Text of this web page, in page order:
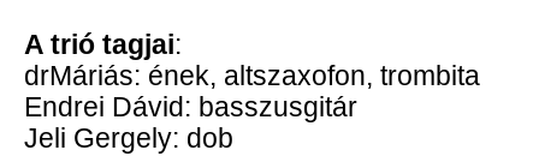
A trió tagjai:
drMáriás: ének, altszaxofon, trombita
Endrei Dávid: basszusgitár
Jeli Gergely: dob